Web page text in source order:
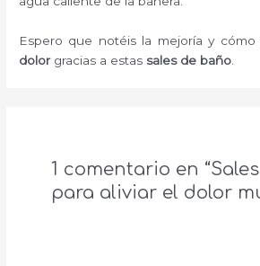
Espero que notéis la mejoría y cómo
dolorgracias a estas sales de baño
1 comentario en
para aliviar el dolor